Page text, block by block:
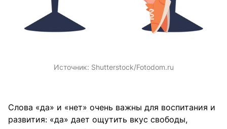
Источник: Shutterstock/Fotodom.ru
Слова «да» и «нет» очень важны для воспитания и
развития: «да» дает ощутить вкус свободы,